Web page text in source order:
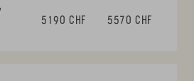
5190 CHF 5570 CHF